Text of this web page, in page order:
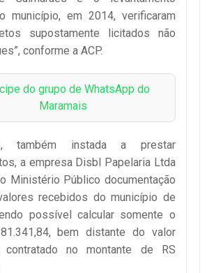
município, em 2014, verificaram
supostamente licitados não
conforme a ACP.
do grupo de WhatsApp do
Maramais
também instada a prestar
a empresa Disbl Papelaria Ltda
Ministério Público documentação
recebidos do município de
possível calcular somente o
bem distante do valor
contratado no montante de RS